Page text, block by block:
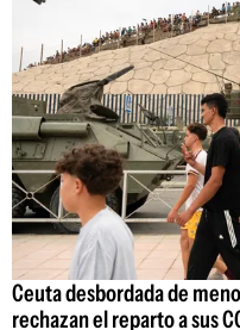
Ceuta desbordada de
rechazan el reparto a sus